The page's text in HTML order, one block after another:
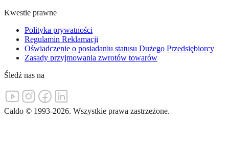
Kwestie prawne
Polityka prywatności
Regulamin Reklamacji
Oświadczenie o posiadaniu statusu Dużego Przedsiębiorcy
Zasady przyjmowania zwrotów towarów
Śledź nas na
Caldo © 1993-2026. Wszystkie prawa zastrzeżone.